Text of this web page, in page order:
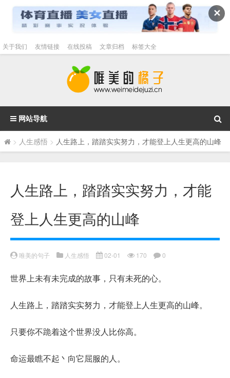
✕
关于我们 友情链接 在线投稿 文章归档 标签大全
网站导航
> 人生感悟 > 人生路上，踏踏实实努力，才能登上人生更高的山峰
人生路上，踏踏实实努力，才能
登上人生更高的山峰
唯美的句子 人生感悟 02-01 170 0
世界上未有未完成的故事，只有未死的心。
人生路上，踏踏实实努力，才能登上人生更高的山峰。
只要你不跪着这个世界没人比你高。
命运最瞧不起丶向它屈服的人。